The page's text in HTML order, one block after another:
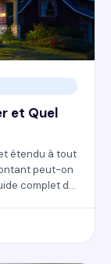
et Quel
étendu à tout
peut-on
complet du